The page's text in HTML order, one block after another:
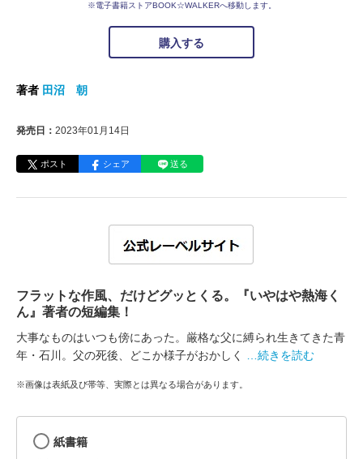
※電子書籍ストアBOOK☆WALKERへ移動します。
購入する
著者 田沼 朝
発売日： 2023年01月14日
ポスト シェア 送る
フラットな作風、だけどグッとくる。『いやはや熱海く
ん』著者の短編集！
大事なものはいつも傍にあった。厳格な父に縛られ生きてきた青
年・石川。父の死後、どこか様子がおかしく
…続きを読む
※画像は表紙及び帯等、実際とは異なる場合があります。
紙書籍